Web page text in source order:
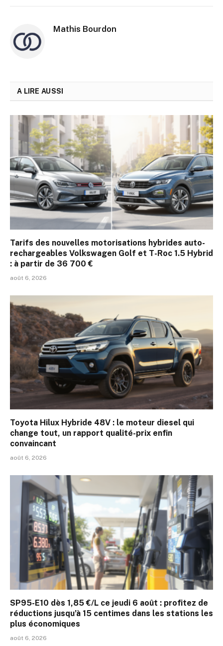
Mathis Bourdon
A LIRE AUSSI
Tarifs des nouvelles motorisations hybrides auto-
rechargeables Volkswagen Golf et T-Roc 1.5 Hybrid
: à partir de 36 700 €
août 6, 2026
Toyota Hilux Hybride 48V : le moteur diesel qui
change tout, un rapport qualité-prix enfin
convaincant
août 6, 2026
SP95-E10 dès 1,85 €/L ce jeudi 6 août : profitez de
réductions jusqu’à 15 centimes dans les stations les
plus économiques
août 6, 2026